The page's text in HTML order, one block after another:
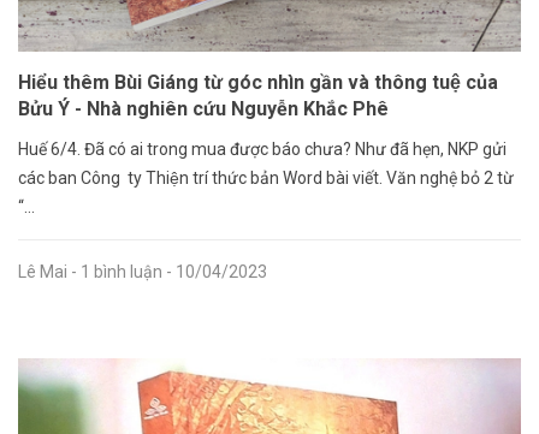
Hiểu thêm Bùi Giáng từ góc nhìn gần và thông tuệ của
Bửu Ý - Nhà nghiên cứu Nguyễn Khắc Phê
Huế 6/4. Đã có ai trong mua được báo chưa? Như đã hẹn, NKP gửi
các ban Công ty Thiện trí thức bản Word bài viết. Văn nghệ bỏ 2 từ
“...
Lê Mai - 1 bình luận - 10/04/2023